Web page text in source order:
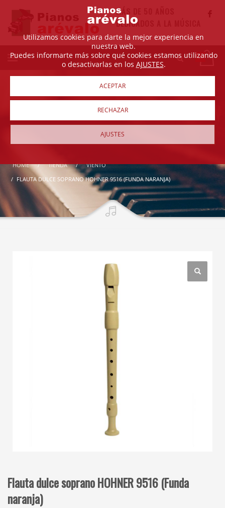
MÁS DE 50 AÑOS
DEDICADOS A LA MÚSICA
HOME TIENDA
VIENTO
FLAUTA DULCE SOPRANO HOHNER 9516 (FUNDA NARANJA)
Flauta dulce soprano HOHNER 9516 (Funda
naranja)
Utilizamos cookies para darte la mejor experiencia en
nuestra web.
Puedes informarte más sobre qué cookies estamos utilizando
o desactivarlas en los AJUSTES.
ACEPTAR
RECHAZAR
AJUSTES